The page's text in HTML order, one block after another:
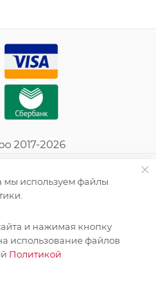
2017-2026
мы используем файлы
и нажимая кнопку
использование файлов
Политикой